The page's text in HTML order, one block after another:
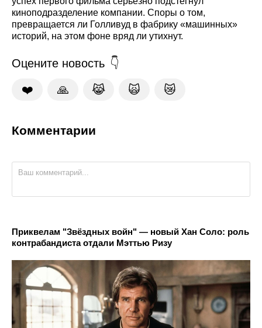
киноподразделение компании. Споры о том,
превращается ли Голливуд в фабрику «машинных»
историй, на этом фоне вряд ли утихнут.
Оцените новость
❤️ 🙏 😹 🙀 😿
Комментарии
Приквелам "Звёздных войн" — новый Хан Соло: роль
контрабандиста отдали Мэттью Ризу